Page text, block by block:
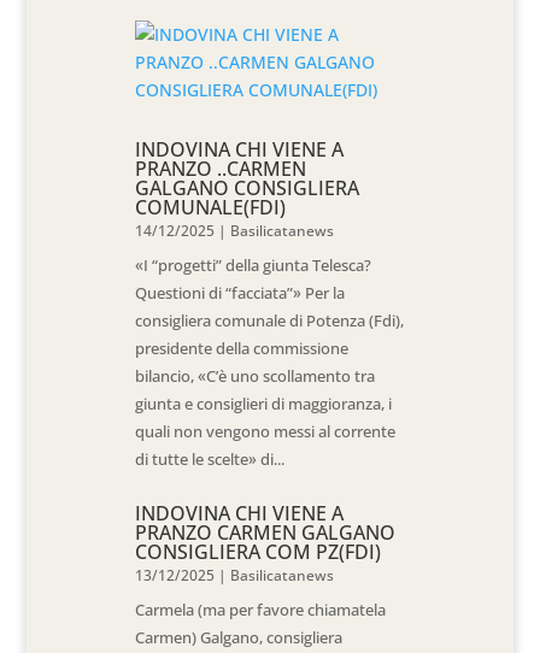
INDOVINA CHI VIENE A
PRANZO ..CARMEN
GALGANO CONSIGLIERA
COMUNALE(FDI)
14/12/2025 | Basilicatanews
«I “progetti” della giunta Telesca?
Questioni di “facciata”» Per la
consigliera comunale di Potenza (Fdi),
presidente della commissione
bilancio, «C’è uno scollamento tra
giunta e consiglieri di maggioranza, i
quali non vengono messi al corrente
di tutte le scelte» di...
INDOVINA CHI VIENE A
PRANZO CARMEN GALGANO
CONSIGLIERA COM PZ(FDI)
13/12/2025 | Basilicatanews
Carmela (ma per favore chiamatela
Carmen) Galgano, consigliera